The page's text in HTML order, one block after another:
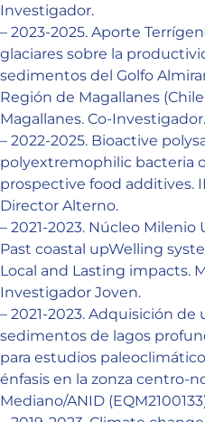
Investigador.
– 2023-2025. Aporte
glaciares sobre la
sedimentos del Golfo
Región de Magallanes
Magallanes. Co-Investigador.
– 2022-2025. Bioactive
polyextremophilic bacteria
prospective food additives.
Director Alterno.
– 2021-2023. Núcleo
Past coastal upWelling
Local and Lasting impacts.
Investigador Joven.
– 2021-2023. Adquisición
sedimentos de lagos
para estudios
énfasis en la zonza centro-
Mediano/ANID